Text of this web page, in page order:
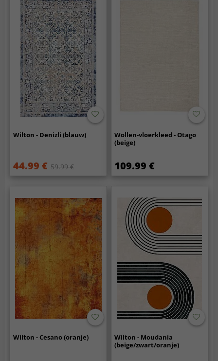
Wilton - Denizli (blauw)
44.99 € 59.99 €
Wollen-vloerkleed - Otago
(beige)
109.99 €
Wilton - Cesano (oranje)
Wilton - Moudania
(beige/zwart/oranje)